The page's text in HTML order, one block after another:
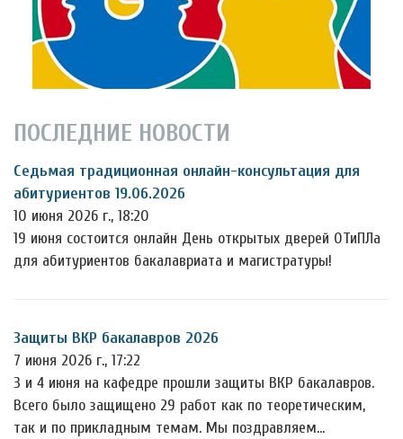
ПОСЛЕДНИЕ НОВОСТИ
Седьмая традиционная онлайн-консультация для
абитуриентов 19.06.2026
10 июня 2026 г., 18:20
19 июня состоится онлайн День открытых дверей ОТиПЛа
для абитуриентов бакалавриата и магистратуры!
Защиты ВКР бакалавров 2026
7 июня 2026 г., 17:22
3 и 4 июня на кафедре прошли защиты ВКР бакалавров.
Всего было защищено 29 работ как по теоретическим,
так и по прикладным темам. Мы поздравляем…